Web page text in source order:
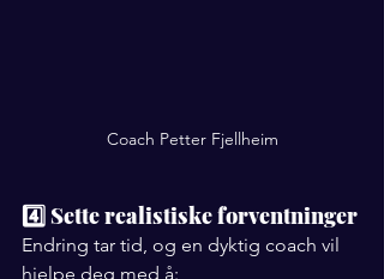
Coach Petter Fjellheim
4️⃣ Sette realistiske forventninger
Endring tar tid, og en dyktig coach vil
hjelpe deg med å: